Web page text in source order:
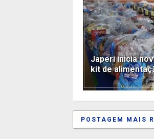
Japeri inicia
kit de
POSTAGEM MAIS